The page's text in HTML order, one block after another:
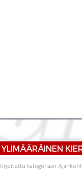
Kirjoitettu kategoriaan: